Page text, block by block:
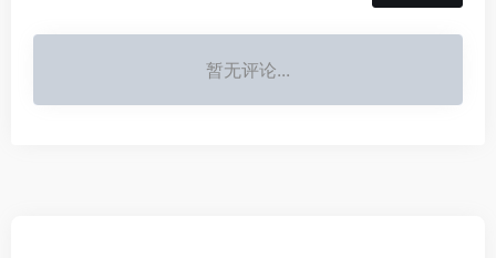
暂无评论...